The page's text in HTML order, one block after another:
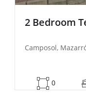
2 Bedroom
Camposol,
53